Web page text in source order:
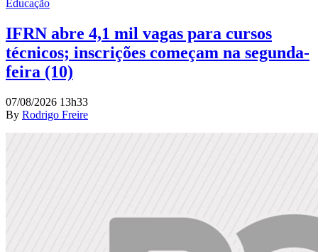
Educação
IFRN abre 4,1 mil vagas para cursos
técnicos; inscrições começam na segunda-
feira (10)
07/08/2026 13h33
By Rodrigo Freire